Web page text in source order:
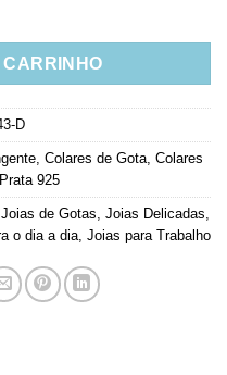
Cravejada
D
, Colares de Gota, Colares
925
Joias de Gotas, Joias Delicadas,
o dia a dia, Joias para Trabalho